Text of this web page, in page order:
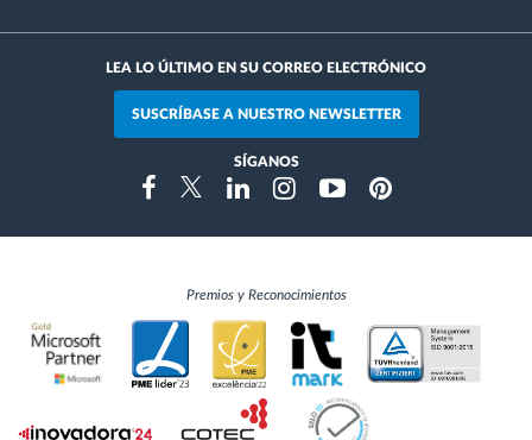
LEA LO ÚLTIMO EN SU CORREO ELECTRÓNICO
SUSCRÍBASE A NUESTRO NEWSLETTER
SÍGANOS
FacebookTwitterLinkedinInstragramYoutubePinterest
Premios y Reconocimientos